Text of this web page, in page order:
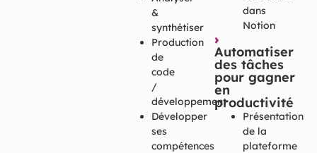
&
synthétiser
Production
de
code
/
développement
Développer
ses
compétences
dans
Notion
›
Automatiser
des tâches
pour gagner
en
productivité
Présentation
de la
plateforme